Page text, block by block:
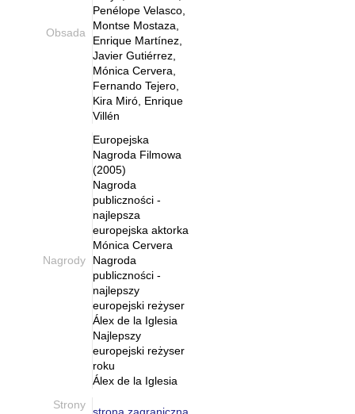
Obsada
Penélope Velasco,
Montse Mostaza,
Enrique Martínez,
Javier Gutiérrez,
Mónica Cervera,
Fernando Tejero,
Kira Miró, Enrique
Villén
Nagrody
Europejska
Nagroda Filmowa
(2005)
Nagroda
publiczności -
najlepsza
europejska aktorka
Mónica Cervera
Nagroda
publiczności -
najlepszy
europejski reżyser
Álex de la Iglesia
Najlepszy
europejski reżyser
roku
Álex de la Iglesia
Strony